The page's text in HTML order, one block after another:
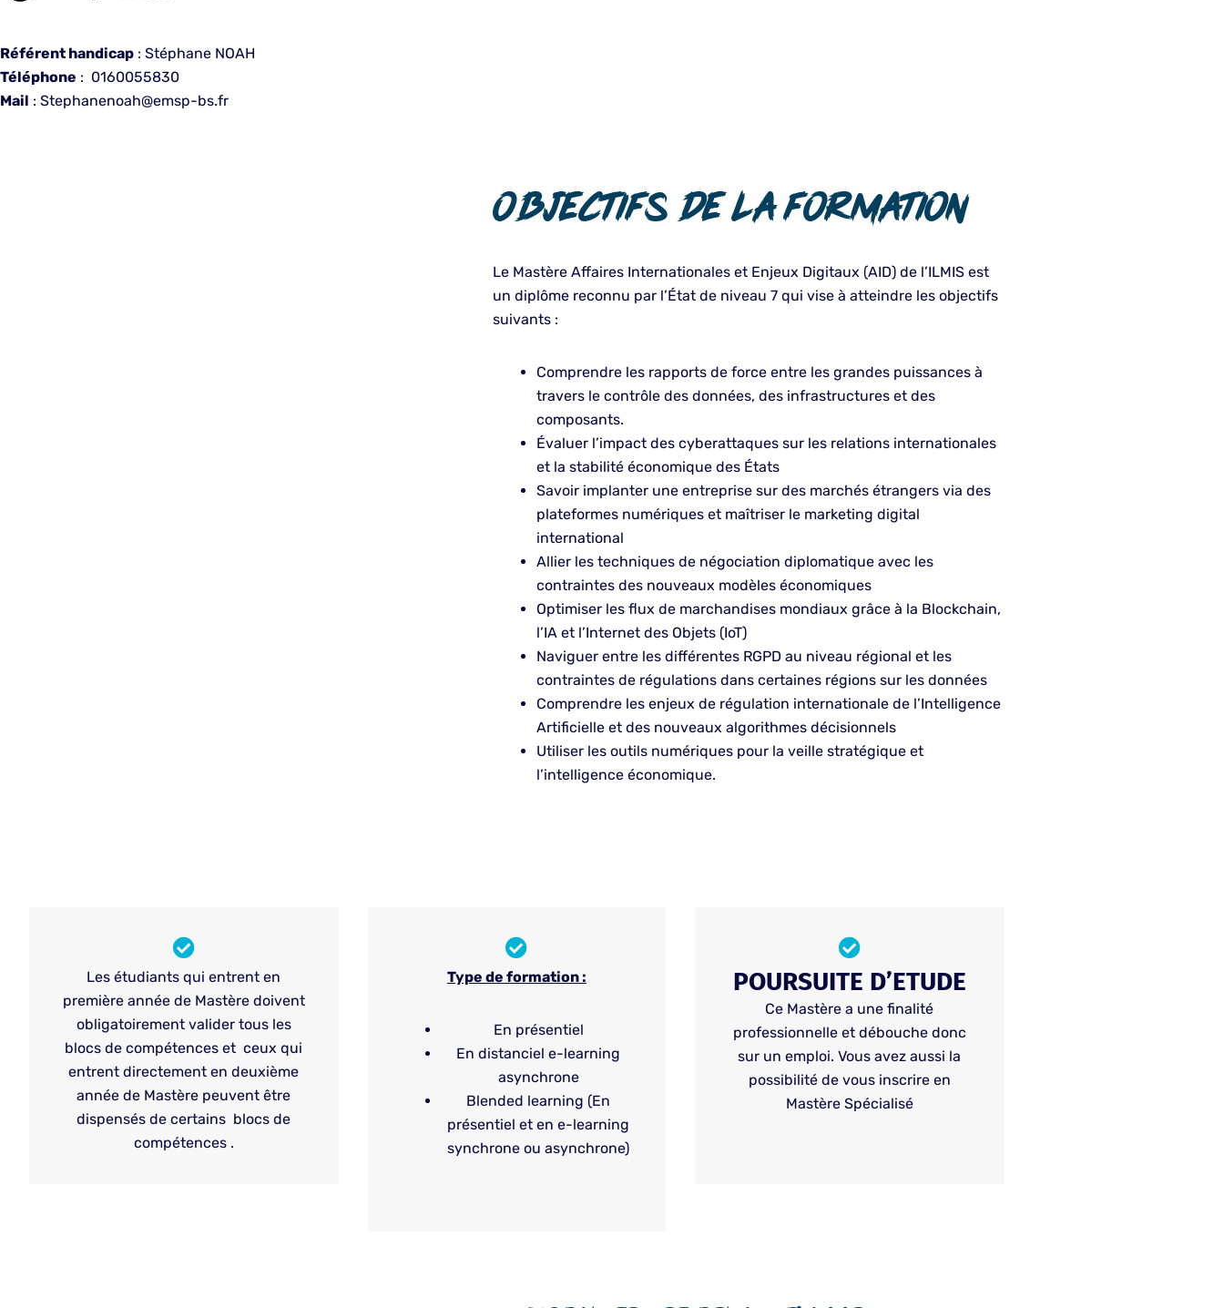
Référent handicap : Stéphane NOAH
Téléphone : 0160055830
Mail : Stephanenoah@emsp-bs.fr
Objectifs de la formation
Le Mastère Affaires Internationales et Enjeux Digitaux (AID) de l’ILMIS est
un diplôme reconnu par l’État de niveau 7 qui vise à atteindre les objectifs
suivants :
Comprendre les rapports de force entre les grandes puissances à
travers le contrôle des données, des infrastructures et des
composants.
Évaluer l’impact des cyberattaques sur les relations internationales
et la stabilité économique des États
Savoir implanter une entreprise sur des marchés étrangers via des
plateformes numériques et maîtriser le marketing digital
international
Allier les techniques de négociation diplomatique avec les
contraintes des nouveaux modèles économiques
Optimiser les flux de marchandises mondiaux grâce à la Blockchain,
l’IA et l’Internet des Objets (IoT)
Naviguer entre les différentes RGPD au niveau régional et les
contraintes de régulations dans certaines régions sur les données
Comprendre les enjeux de régulation internationale de l’Intelligence
Artificielle et des nouveaux algorithmes décisionnels
Utiliser les outils numériques pour la veille stratégique et
l’intelligence économique.
Les étudiants qui entrent en
première année de Mastère doivent
obligatoirement valider tous les
blocs de compétences et ceux qui
entrent directement en deuxième
année de Mastère peuvent être
dispensés de certains blocs de
compétences .
Type de formation :
En présentiel
En distanciel e-learning
asynchrone
Blended learning (En
présentiel et en e-learning
synchrone ou asynchrone)
POURSUITE D’ETUDE
Ce Mastère a une finalité
professionnelle et débouche donc
sur un emploi. Vous avez aussi la
possibilité de vous inscrire en
Mastère Spécialisé